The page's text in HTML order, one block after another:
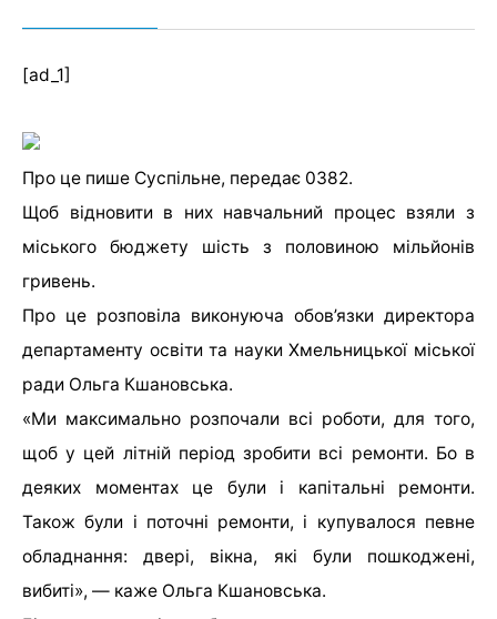
[ad_1]
Про це пише Суспільне, передає 0382.
Щоб відновити в них навчальний процес взяли з
міського бюджету шість з половиною мільйонів
гривень.
Про це розповіла виконуюча обов’язки директора
департаменту освіти та науки Хмельницької міської
ради Ольга Кшановська.
«Ми максимально розпочали всі роботи, для того,
щоб у цей літній період зробити всі ремонти. Бо в
деяких моментах це були і капітальні ремонти.
Також були і поточні ремонти, і купувалося певне
обладнання: двері, вікна, які були пошкоджені,
вибиті», — каже Ольга Кшановська.